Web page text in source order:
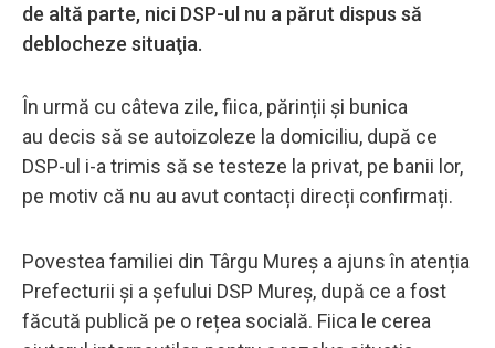
de altă parte, nici DSP-ul nu a părut dispus să
deblocheze situaţia.
În urmă cu câteva zile, fiica, părinții și bunica
au decis să se autoizoleze la domiciliu, după ce
DSP-ul i-a trimis să se testeze la privat, pe banii lor,
pe motiv că nu au avut contacți direcți confirmați.
Povestea familiei din Târgu Mureș a ajuns în atenția
Prefecturii și a șefului DSP Mureș, după ce a fost
făcută publică pe o rețea socială. Fiica le cerea